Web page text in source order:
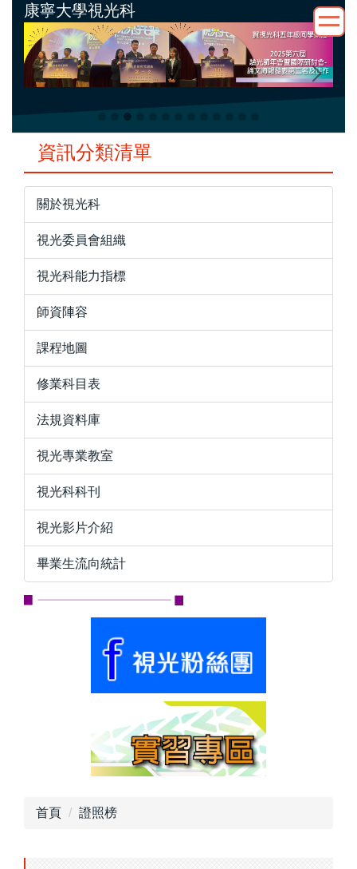
康寧大學視光科
資訊分類清單
關於視光科
視光委員會組織
視光科能力指標
師資陣容
課程地圖
修業科目表
法規資料庫
視光專業教室
視光科科刊
視光影片介紹
畢業生流向統計
首頁 證照榜